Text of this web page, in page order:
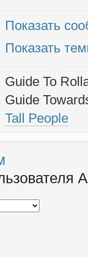
Показать
Показать
Guide To
Guide
Tall People